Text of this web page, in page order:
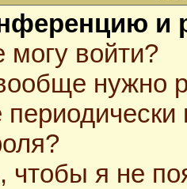
и
войти?
нужно
чтобы я не